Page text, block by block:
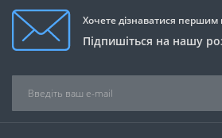
Хочете дізнаватися першим
Підпишіться на нашу